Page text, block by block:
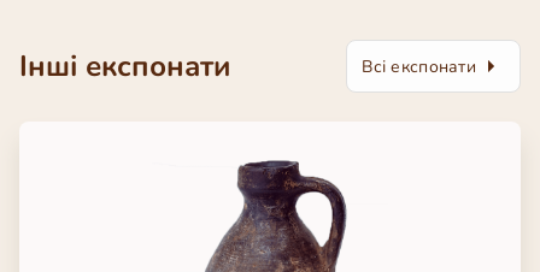
Інші експонати Всі експонати